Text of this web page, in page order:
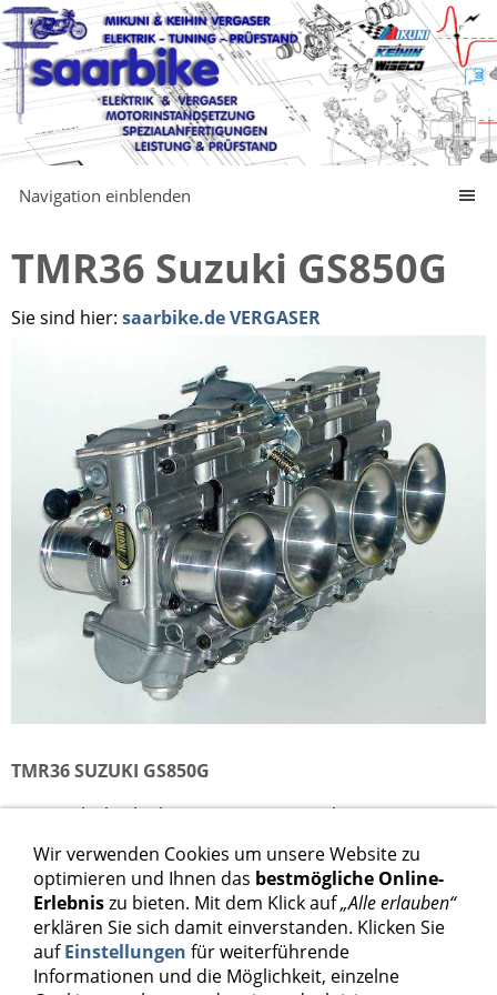
Navigation einblenden
TMR36 Suzuki GS850G
Sie sind hier: saarbike.de VERGASER
TMR36 SUZUKI GS850G
TMR36 Flachschiebervergaser Kit Suzuki GS850G
1.798,00 €
Inkl. 19 % USt. zzgl.Versand
In den Warenkorb
Wir verwenden Cookies um unsere Website zu
optimieren und Ihnen das bestmögliche Online-
Erlebniszu bieten. Mit dem Klick auf„Alle erlauben“
erklären Sie sich damit einverstanden. Klicken Sie
aufEinstellungen für weiterführende
Informationen und die Möglichkeit, einzelne